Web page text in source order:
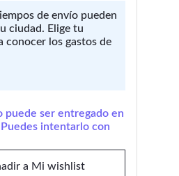
de envío pueden
ciudad. Elige tu
conocer los gastos de
puede ser entregado en
intentarlo con
a Mi wishlist